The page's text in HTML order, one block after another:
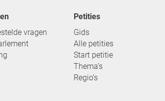
vragen
Petities
Gids
Alle petities
Start petitie
Thema’s
Regio’s